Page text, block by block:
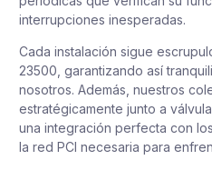
interrupciones inesperadas.
Cada instalación sigue
23500, garantizando así
nosotros. Además, nuestros
estratégicamente junto a
una integración perfecta con
la red PCI necesaria para